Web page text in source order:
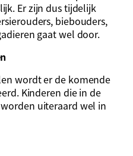
Er zijn dus tijdelijk
biebouders,
gaat wel door.
wordt er de komende
Kinderen die in de
uiteraard wel in